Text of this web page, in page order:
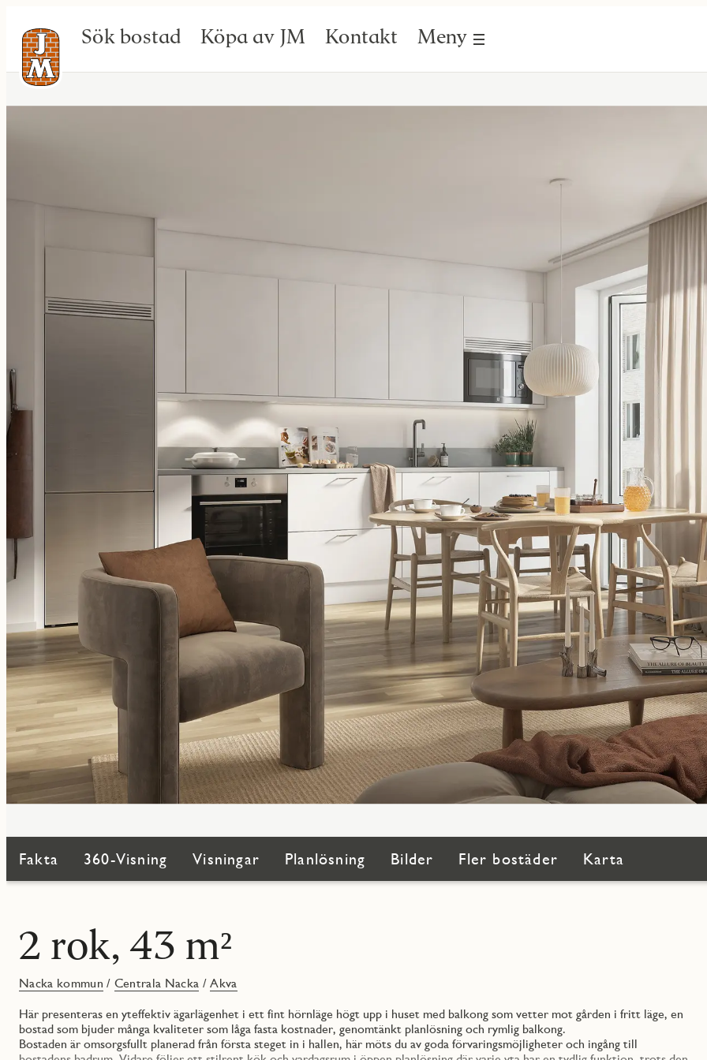
Sök bostad Köpa av JM Kontakt Meny
Fakta 360-Visning Visningar Planlösning Bilder Fler bostäder Karta
2 rok, 43 m²
Nacka kommun / Centrala Nacka /Akva
Här presenteras en yteffektiv ägarlägenhet i ett fint hörnläge högt upp i huset med balkong som vetter mot gården i fritt läge, en
bostad som bjuder många kvaliteter som låga fasta kostnader, genomtänkt planlösning och rymlig balkong.
Bostaden är omsorgsfullt planerad från första steget in i hallen, här möts du av goda förvaringsmöjligheter och ingång till